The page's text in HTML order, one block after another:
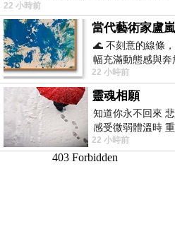
22 小時前
🌊 不刻意的線條
幅充滿動態感與
藍色顏料在白色畫
22 小時前
靈魂相願
知道你永不回來
感受微弱體溫時
此刻忍淚說別離 他
22 小時前